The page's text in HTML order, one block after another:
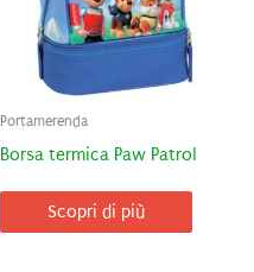
Portamerenda
Borsa termica Paw Patrol
Scopri di più